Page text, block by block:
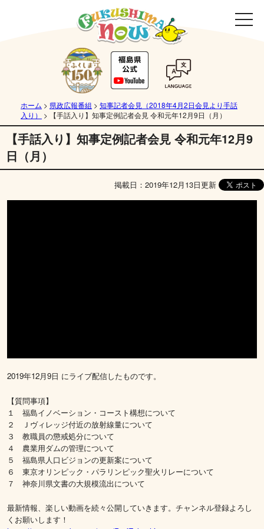
ホーム > 県政広報番組 > 知事記者会見（2018年4月2日会見より手話
入り）
> 【手話入り】知事定例記者会見 令和元年12月9日（月）
【手話入り】知事定例記者会見 令和元年12月9
日（月）
掲載日：2019年12月13日更新
2019年12月9日 にライブ配信したものです。
【質問事項】
１ 福島イノベーション・コースト構想について
２ Ｊヴィレッジ付近の放射線量について
３ 教職員の懲戒処分について
４ 農業用ダムの管理について
５ 福島県人口ビジョンの更新案について
６ 東京オリンピック・パラリンピック聖火リレーについて
７ 神奈川県文書の大規模流出について
最新情報、楽しい動画を続々公開していきます。チャンネル登録よろし
くお願いします！